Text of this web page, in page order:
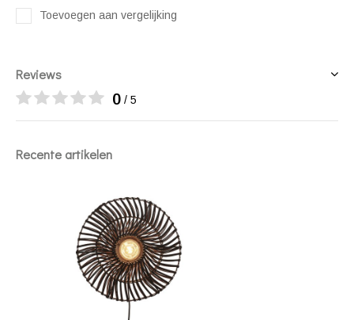
Toevoegen aan vergelijking
Reviews
0 / 5
Recente artikelen